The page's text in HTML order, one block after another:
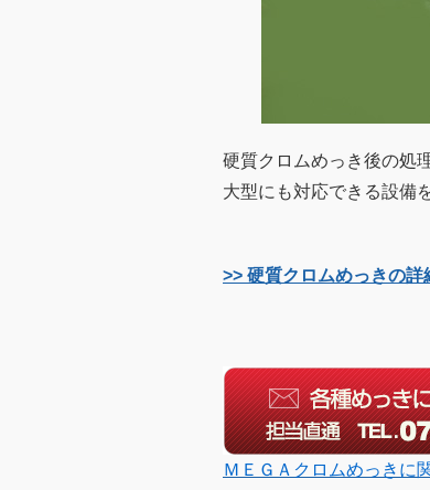
硬質クロムめっき後の処
大型にも対応できる設備
>> 硬質クロムめっきの詳
ＭＥＧＡクロムめっきに